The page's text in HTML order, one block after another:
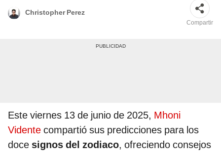
Christopher Perez
Compartir
Este viernes 13 de junio de 2025, Mhoni
Vidente compartió sus predicciones para los
doce signos del zodiaco, ofreciendo consejos